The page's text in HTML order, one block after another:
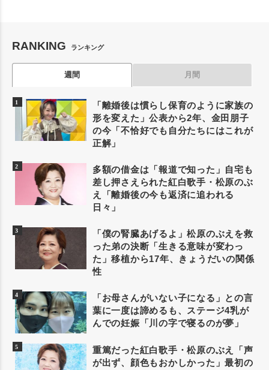
RANKING ランキング
週間 月間
「離婚後は慣らし保育のように家族の
形を変えた」公表から2年、金田朋子
の今「不恰好でも自分たちにはこれが
正解」
多額の借金は「報道で知った」自宅も
差し押さえられた紅白歌手・松原のぶ
え「離婚後の今も返済に追われる
日々」
「僕の腎臓あげるよ」松原のぶえを救
った弟の決断「生きる意味が変わっ
た」移植から17年、きょうだいの関係
性
「お母さんがいない子になる」との言
葉に一度は諦めるも、ステージ4乳が
んでの妊娠「川の字で寝るのが夢」
重篤だった紅白歌手・松原のぶえ「声
が出ず、顔色もおかしかった」最初の